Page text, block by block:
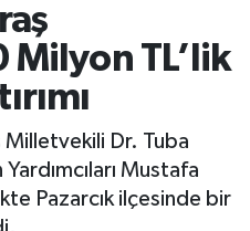
Milyon TL’lik
Milletvekili Dr. Tuba
Mustafa
Pazarcık ilçesinde bir